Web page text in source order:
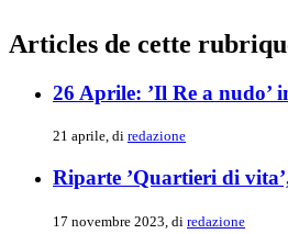
Articles de cette
26 Aprile: ’Il Re a nudo’
21 aprile, di redazione
Riparte ’Quartieri di
17 novembre 2023, di redazione